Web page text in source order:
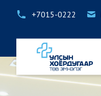
+7015-0222